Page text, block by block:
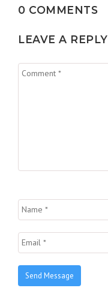
0 COMMENTS
LEAVE A REPLY